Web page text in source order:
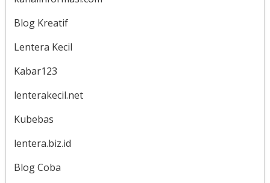
Blog Kreatif
Lentera Kecil
Kabar123
lenterakecil.net
Kubebas
lentera.biz.id
Blog Coba